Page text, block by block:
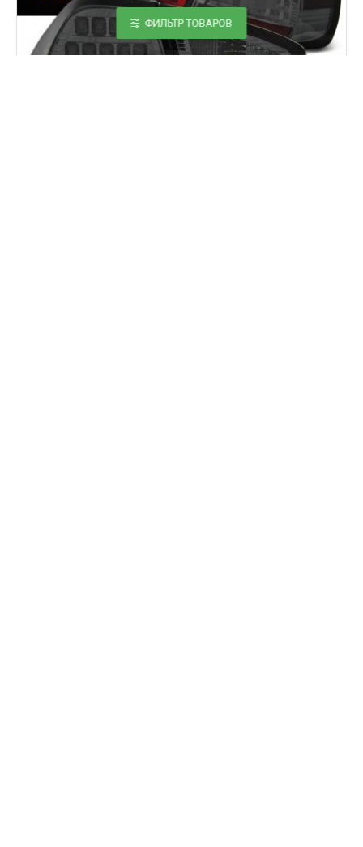
ФИЛЬТР ТОВАРОВ